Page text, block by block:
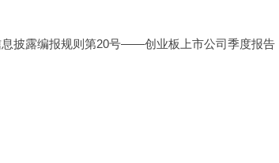
露编报规则第20号——创业板上市公司季度报告